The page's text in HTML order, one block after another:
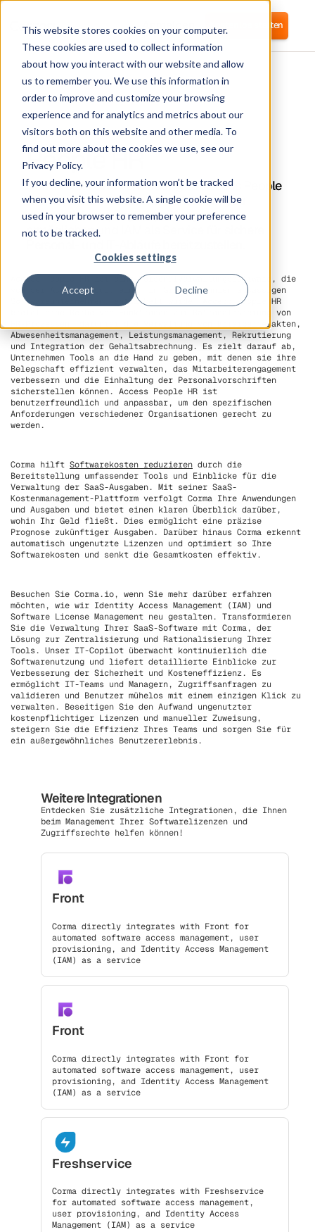
This website stores cookies on your computer.
These cookies are used to collect information
about how you interact with our website and allow
us to remember you. We use this information in
order to improve and customize your browsing
experience and for analytics and metrics about our
visitors both on this website and other media. To
find out more about the cookies we use, see our
Privacy Policy.
If you decline, your information won’t be tracked
when you visit this website. A single cookie will be
used in your browser to remember your preference
not to be tracked.
Cookies settings
Accept Decline
Anmelden Kostenlos starten
People HR
Corma stellt eine Verbindung zu Access People
HR her, um die Benutzerbereitstellung zu
automatisieren, Zugriffsprüfungen zu
ermöglichen und IAM als Service für sichere
Access People HR ist eine Personalverwaltungssoftware, die
von der Access Group, einem in Großbritannien ansässigen
Softwareunternehmen, entwickelt wurde. Access People HR
bietet eine Reihe von Funktionen zur Rationalisierung von
HR-Prozessen, darunter die Verwaltung von Mitarbeiterakten,
Abwesenheitsmanagement, Leistungsmanagement, Rekrutierung
und Integration der Gehaltsabrechnung. Es zielt darauf ab,
Unternehmen Tools an die Hand zu geben, mit denen sie ihre
Belegschaft effizient verwalten, das Mitarbeiterengagement
verbessern und die Einhaltung der Personalvorschriften
sicherstellen können. Access People HR ist
benutzerfreundlich und anpassbar, um den spezifischen
Anforderungen verschiedener Organisationen gerecht zu
werden.
Corma hilft Softwarekosten reduzieren durch die
Bereitstellung umfassender Tools und Einblicke für die
Verwaltung der SaaS-Ausgaben. Mit seiner SaaS-
Kostenmanagement-Plattform verfolgt Corma Ihre Anwendungen
und Ausgaben und bietet einen klaren Überblick darüber,
wohin Ihr Geld fließt. Dies ermöglicht eine präzise
Prognose zukünftiger Ausgaben. Darüber hinaus Corma erkennt
automatisch ungenutzte Lizenzen und optimiert so Ihre
Softwarekosten und senkt die Gesamtkosten effektiv.
Besuchen Sie Corma.io, wenn Sie mehr darüber erfahren
möchten, wie wir Identity Access Management (IAM) und
Software License Management neu gestalten. Transformieren
Sie die Verwaltung Ihrer SaaS-Software mit Corma, der
Lösung zur Zentralisierung und Rationalisierung Ihrer
Tools. Unser IT-Copilot überwacht kontinuierlich die
Softwarenutzung und liefert detaillierte Einblicke zur
Verbesserung der Sicherheit und Kosteneffizienz. Es
ermöglicht IT-Teams und Managern, Zugriffsanfragen zu
validieren und Benutzer mühelos mit einem einzigen Klick zu
verwalten. Beseitigen Sie den Aufwand ungenutzter
kostenpflichtiger Lizenzen und manueller Zuweisung,
steigern Sie die Effizienz Ihres Teams und sorgen Sie für
ein außergewöhnliches Benutzererlebnis.
Weitere Integrationen
Entdecken Sie zusätzliche Integrationen, die Ihnen
beim Management Ihrer Softwarelizenzen und
Zugriffsrechte helfen können!
Front
Corma directly integrates with Front for
automated software access management, user
provisioning, and Identity Access Management
(IAM) as a service
Front
Corma directly integrates with Front for
automated software access management, user
provisioning, and Identity Access Management
(IAM) as a service
Freshservice
Corma directly integrates with Freshservice
for automated software access management,
user provisioning, and Identity Access
Management (IAM) as a service